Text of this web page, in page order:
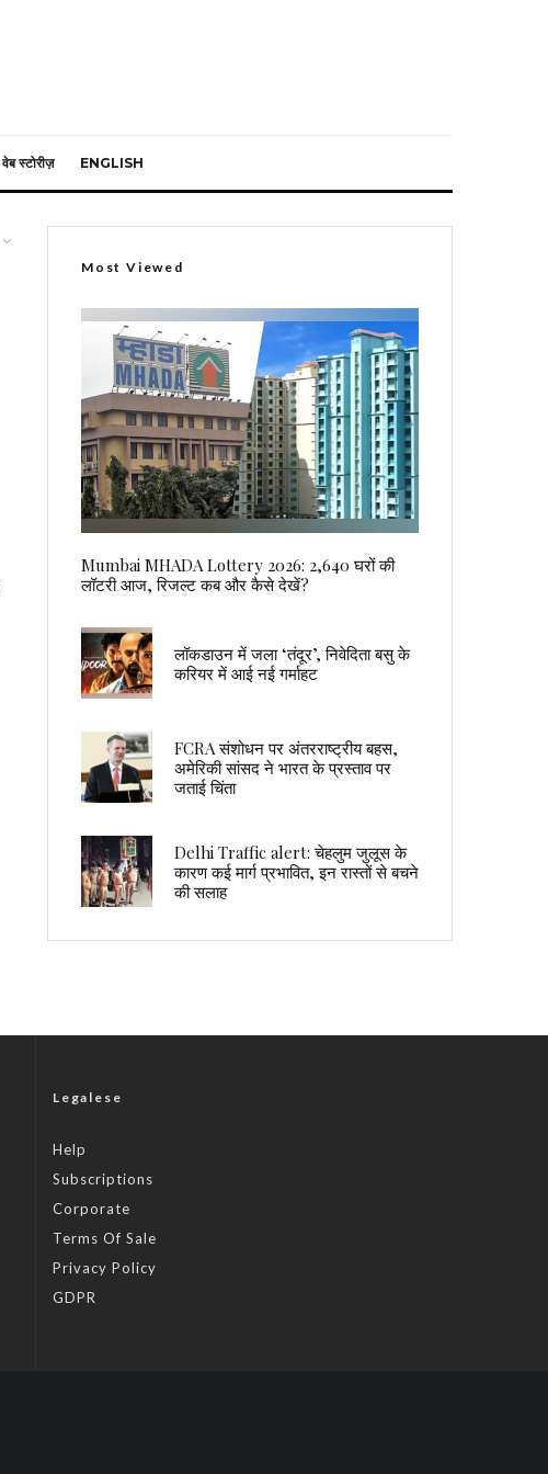
वेब स्टोरीज़ ENGLISH
Most Viewed
Mumbai MHADA Lottery 2026: 2,640 घरों की
लॉटरी आज, रिजल्ट कब और कैसे देखें?
लॉकडाउन में जला ‘तंदूर’, निवेदिता बसु के
करियर में आई नई गर्माहट
FCRA संशोधन पर अंतरराष्ट्रीय बहस,
अमेरिकी सांसद ने भारत के प्रस्ताव पर
जताई चिंता
Delhi Traffic alert: चेहलुम जुलूस के
कारण कई मार्ग प्रभावित, इन रास्तों से बचने
की सलाह
Legalese
Help
Subscriptions
Corporate
Terms Of Sale
Privacy Policy
GDPR